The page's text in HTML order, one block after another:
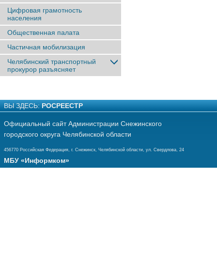
Цифровая грамотность
населения
Общественная палата
Частичная мобилизация
Челябинский транспортный
прокурор разъясняет
ВЫ ЗДЕСЬ: РОСРЕЕСТР
Официальный сайт Администрации Снежинского
городского округа Челябинской области
456770 Российская Федерация, г. Снежинск, Челябинской области, ул. Свердлова, 24
МБУ «Информком»